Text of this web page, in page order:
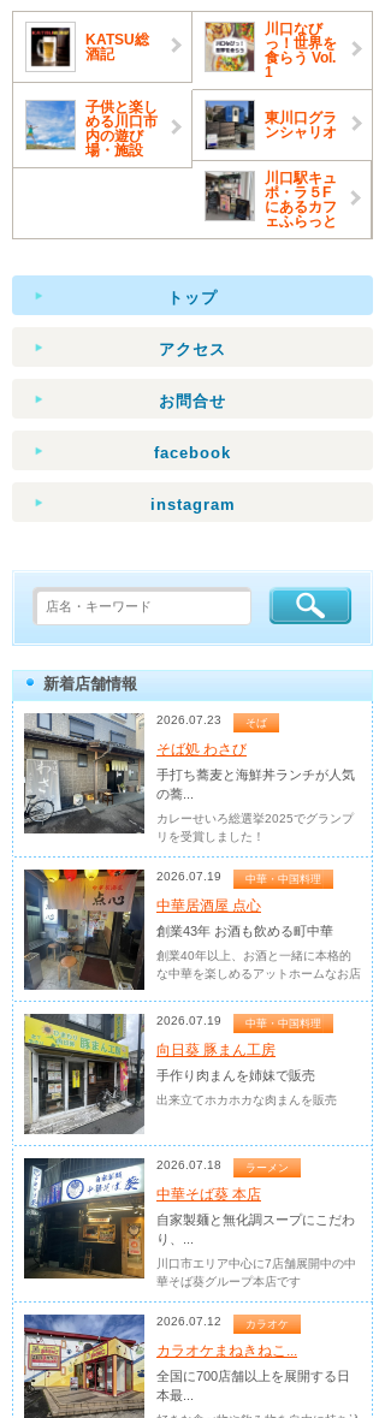
KATSU総
酒記
川口なび
っ！世界を
食らう Vol.
1
子供と楽し
める川口市
内の遊び
場・施設
東川口グラ
ンシャリオ
川口駅キュ
ポ・ラ５F
にあるカフ
ェふらっと
トップ
アクセス
お問合せ
facebook
instagram
新着店舗情報
2026.07.23 そば
そば処 わさび
手打ち蕎麦と海鮮丼ランチが人気
の蕎...
カレーせいろ総選挙2025でグランプ
リを受賞しました！
2026.07.19 中華・中国料理
中華居酒屋 点心
創業43年 お酒も飲める町中華
創業40年以上、お酒と一緒に本格的
な中華を楽しめるアットホームなお店
2026.07.19 中華・中国料理
向日葵 豚まん工房
手作り肉まんを姉妹で販売
出来立てホカホカな肉まんを販売
2026.07.18 ラーメン
中華そば葵 本店
自家製麺と無化調スープにこだわ
り、...
川口市エリア中心に7店舗展開中の中
華そば葵グループ本店です
2026.07.12 カラオケ
カラオケまねきねこ...
全国に700店舗以上を展開する日
本最...